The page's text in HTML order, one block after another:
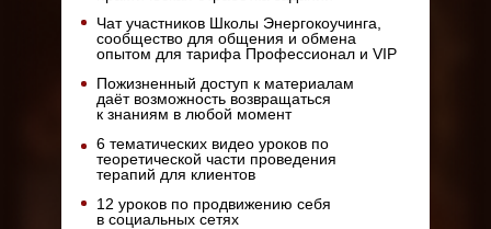
Чат участников Школы Энергокоучинга,
сообщество для общения и обмена
опытом для тарифа Профессионал и VIP
Пожизненный доступ к материалам
даёт возможность возвращаться
к знаниям в любой момент
6 тематических видео уроков по
теоретической части проведения
терапий для клиентов
12 уроков по продвижению себя
в социальных сетях